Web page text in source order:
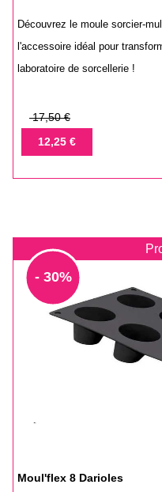
Découvrez le moule sorcier-
l'accessoire idéal pour
laboratoire de sorcellerie !
Prix
base
17,50 €
Prix12,25 €
- 30%
Moul'flex 8 Darioles